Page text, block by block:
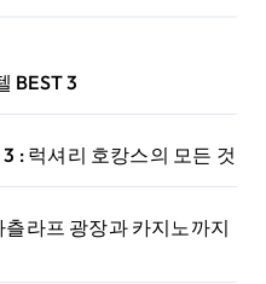
BEST 3
: 럭셔리 호캉스의 모든 것
라프 광장과 카지노까지